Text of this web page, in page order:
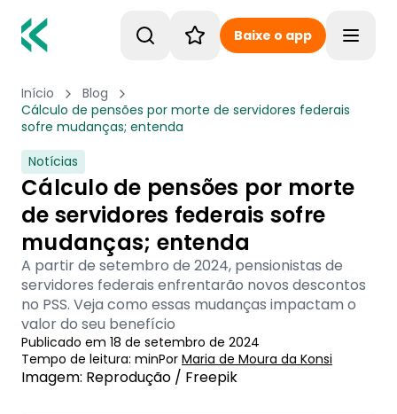
Baixe o app
Início
Blog
Cálculo de pensões por morte de servidores federais
sofre mudanças; entenda
Notícias
Cálculo de pensões por morte
de servidores federais sofre
mudanças; entenda
A partir de setembro de 2024, pensionistas de
servidores federais enfrentarão novos descontos
no PSS. Veja como essas mudanças impactam o
valor do seu benefício
Publicado em 18 de setembro de 2024
Tempo de leitura: minPor Maria de Moura da Konsi
Imagem: Reprodução / Freepik